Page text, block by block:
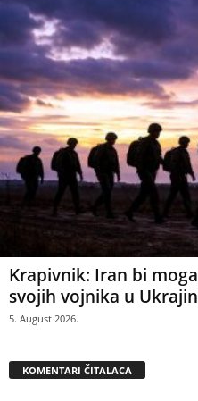
Krapivnik: Iran bi
svojih vojnika u
5. August 2026.
KOMENTARI ČITALACA